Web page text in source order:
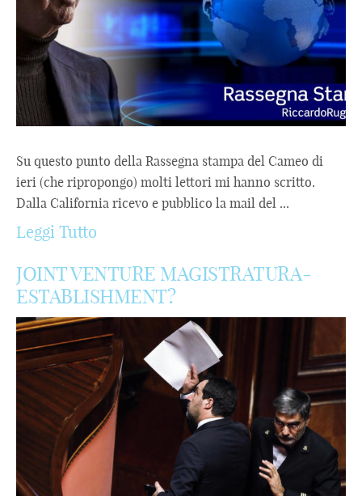
Su questo punto della Rassegna stampa del Cameo di
ieri (che ripropongo) molti lettori mi hanno scritto.
Dalla California ricevo e pubblico la mail del ...
Leggi Tutto
JOINT VENTURE MAGISTRATURA-
ESTABLISHMENT?